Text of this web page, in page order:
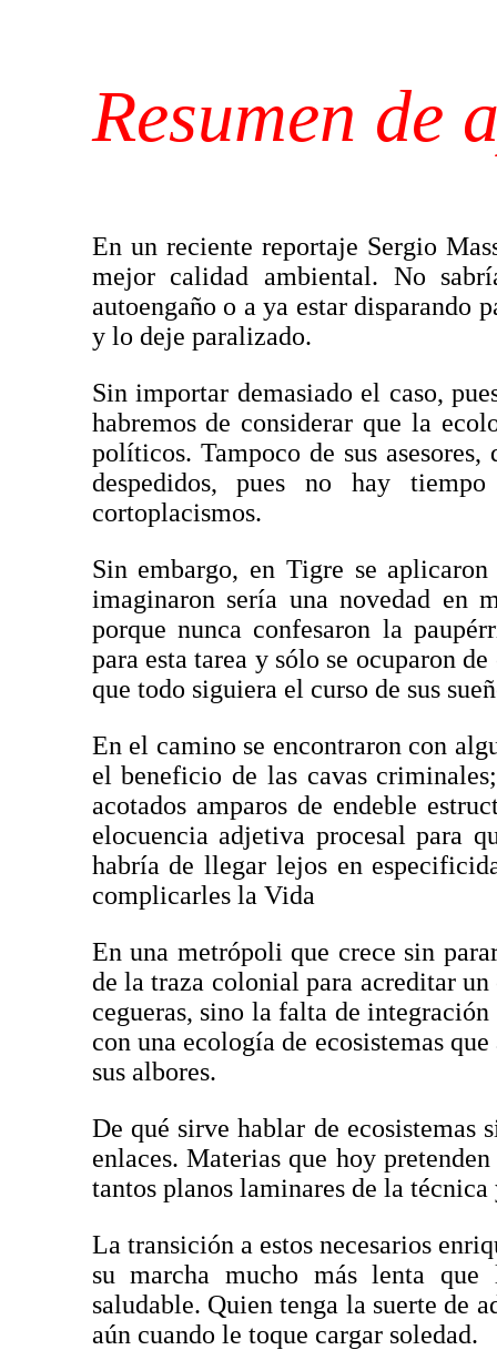
Resumen de
En un reciente reportaje Sergio
mejor calidad ambiental. No
autoengaño o a ya estar disparando
y lo deje paralizado.
Sin importar demasiado el caso,
habremos de considerar que la
políticos. Tampoco de sus
despedidos, pues no hay
cortoplacismos.
Sin embargo, en Tigre se
imaginaron sería una novedad en
porque nunca confesaron la
para esta tarea y sólo se ocuparon
que todo siguiera el curso de sus
En el camino se encontraron con
el beneficio de las cavas
acotados amparos de endeble
elocuencia adjetiva procesal para
habría de llegar lejos en
complicarles la Vida
En una metrópoli que crece sin
de la traza colonial para acreditar
cegueras, sino la falta de
con una ecología de ecosistemas
sus albores.
De qué sirve hablar de ecosistemas
enlaces. Materias que hoy
tantos planos laminares de la
La transición a estos necesarios
su marcha mucho más lenta
saludable. Quien tenga la suerte de
aún cuando le toque cargar soledad.